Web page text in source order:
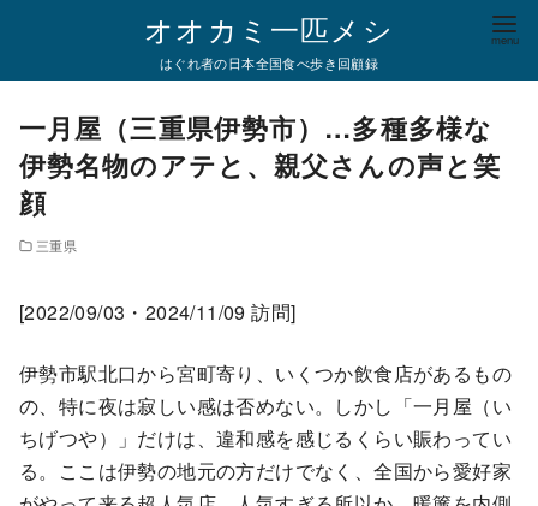
テ
オオカミ一匹メシ
はぐれ者の日本全国食べ歩き回顧録
一月屋（三重県伊勢市）…多種多様な
伊勢名物のアテと、親父さんの声と笑
顔
三重県
[2022/09/03・2024/11/09 訪問]
伊勢市駅北口から宮町寄り、いくつか飲食店があるもの
の、特に夜は寂しい感は否めない。しかし「一月屋（い
ちげつや）」だけは、違和感を感じるくらい賑わってい
る。ここは伊勢の地元の方だけでなく、全国から愛好家